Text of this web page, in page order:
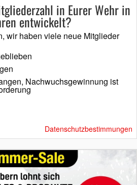
in Eurer Wehr in
entwickelt?
wir haben viele neue Mitglieder
Nachwuchsgewinnung ist
Datenschutzbestimmungen